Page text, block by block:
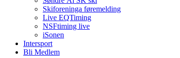
Skiforeninga føremelding
Live EQTiming
NSFtiming live
iSonen
Intersport
Bli Medlem